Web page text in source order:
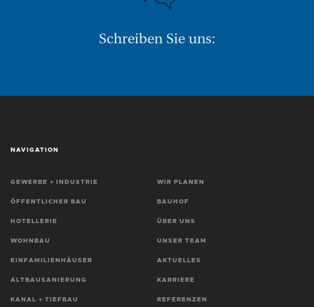
Schreiben Sie uns:
NAVIGATION
GEWERBE + INDUSTRIE
ÖFFENTLICHER BAU
HOTELLERIE
WOHNBAU
EINFAMILIENHÄUSER
ALTBAUSANIERUNG
KANAL + TIEFBAU
WIR PLANEN
BAUHOF
ÜBER UNS
UNSER TEAM
AKTUELLES
KARRIERE
REFERENZEN